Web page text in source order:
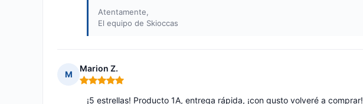
Atentamente,
El equipo de Skioccas
M
Marion Z.
Nota: 5 de 5
¡5 estrellas! Producto 1A, entrega rápida, ¡con gusto volveré a comprar!